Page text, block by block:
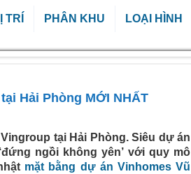
TRÍ PHÂN KHU LOẠI HÌNH
Hải Phòng MỚI NHẤT
tại Hải Phòng. Siêu dự án
ngồi không yên’ với quy mô
mặt bằng dự án Vinhomes Vũ